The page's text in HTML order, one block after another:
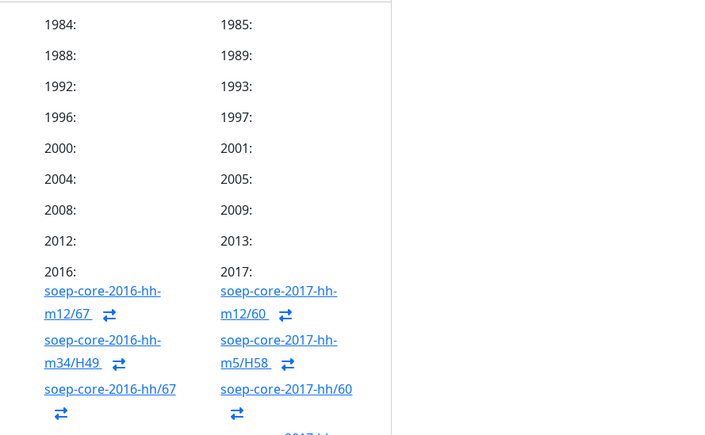
1984:
1985:
1988:
1989:
1992:
1993:
1996:
1997:
2000:
2001:
2004:
2005:
2008:
2009:
2012:
2013:
2016:
soep-core-2016-hh-
m12/67
soep-core-2016-hh-
m34/H49
soep-core-2016-hh/67
2017:
soep-core-2017-hh-
m12/60
soep-core-2017-hh-
m5/H58
soep-core-2017-hh/60